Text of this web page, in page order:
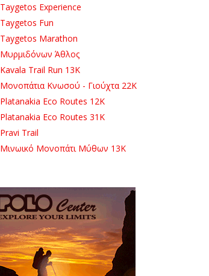
Taygetos Experience
Taygetos Fun
Taygetos Marathon
Μυρμιδόνων Άθλος
Kavala Trail Run 13K
Μονοπάτια Κνωσού - Γιούχτα 22Κ
Platanakia Eco Routes 12K
Platanakia Eco Routes 31K
Pravi Trail
Μινωικό Μονοπάτι Μύθων 13Κ